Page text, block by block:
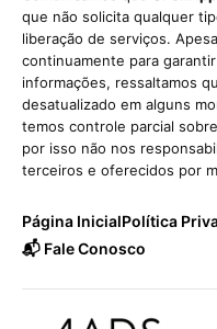
que não solicita qualquer
liberação de serviços.
continuamente para
informações, ressaltamos
desatualizado em alguns
temos controle parcial
por isso não nos
terceiros e oferecidos por
Página InicialPolítica
📬 Fale Conosco